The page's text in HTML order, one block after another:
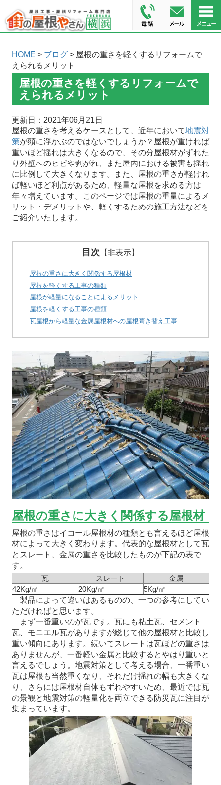
HOME > ブログ> 屋根の重さを軽くするリフォームで
えられるメリット
屋根の重さを軽くするリフォームで
えられるメリット
更新日：2021年06月21日
屋根の重さを考えるケースとして、近年において地震対
策が頭に浮かぶのではないでしょうか？屋根が重ければ
重いほど揺れは大きくなるので、その分屋根材がずれた
り外壁へのヒビや剥がれ、また屋内における被害も揺れ
に比例して大きくなります。また、屋根の重さが軽けれ
ば軽いほど利点があるため、軽量な屋根を求める方は
年々増えています。このページでは屋根の重量によるメ
リット・デメリットや、軽くするための施工方法などを
ご紹介いたします。
目次 【非表示】
屋根の重さに大きく関係する屋根材
屋根を軽くする工事の種類
屋根が軽量になることによるメリット
屋根を軽くする工事の種類
瓦屋根から軽量な金属屋根材への屋根葺き替え工事
屋根の重さに大きく関係する屋根材
屋根の重さはイコール屋根材の種類とも言えるほど屋根
材によって大きく変わります。代表的な屋根材として瓦
とスレート、金属の重さを比較したものが下記の表で
す。
瓦
スレート
金属
42Kg/㎡
20Kg/㎡
5Kg/㎡
製品によって違いはあるものの、一つの参考にしてい
ただければと思います。
まず一番重いのが瓦です。瓦にも粘土瓦、セメント
瓦、モニエル瓦がありますが総じて他の屋根材と比較し
重い傾向にあります。続いてスレートは瓦ほどの重さは
ありませんが、一番軽い金属と比較するとやはり重いと
言えるでしょう。地震対策として考える場合、一番重い
瓦は屋根も当然重くなり、それだけ揺れの幅も大きくな
り、さらには屋根材自体もずれやすいため、最近では瓦
の景観と地震対策の軽量化を両立できる防災瓦に注目が
集まっています。